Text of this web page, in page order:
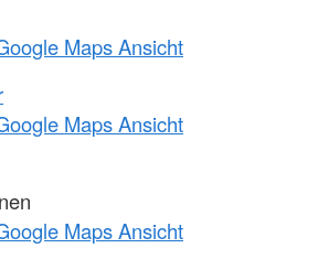
Maps Ansicht
Maps Ansicht
Maps Ansicht